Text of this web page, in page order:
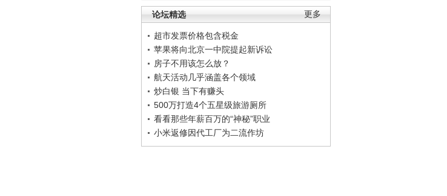
更多
论坛精选
超市发票价格包含税金
苹果将向北京一中院提起新诉讼
房子不用该怎么放？
航天活动几乎涵盖各个领域
炒白银 当下有赚头
500万打造4个五星级旅游厕所
看看那些年薪百万的“神秘”职业
小米返修因代工厂为二流作坊